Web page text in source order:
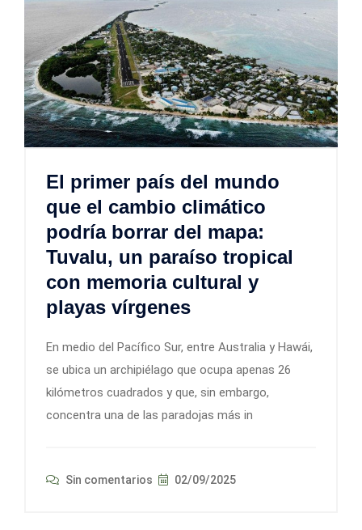
El primer país del mundo
que el cambio climático
podría borrar del mapa:
Tuvalu, un paraíso tropical
con memoria cultural y
playas vírgenes
En medio del Pacífico Sur, entre Australia y Hawái,
se ubica un archipiélago que ocupa apenas 26
kilómetros cuadrados y que, sin embargo,
concentra una de las paradojas más in
Sin comentarios 02/09/2025